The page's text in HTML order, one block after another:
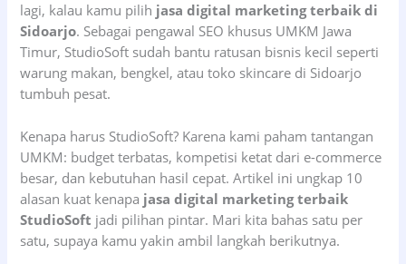
lagi, kalau kamu pilih jasa digital marketing terbaik di
Sidoarjo. Sebagai pengawal SEO khusus UMKM Jawa
Timur, StudioSoft sudah bantu ratusan bisnis kecil seperti
warung makan, bengkel, atau toko skincare di Sidoarjo
tumbuh pesat.
Kenapa harus StudioSoft? Karena kami paham tantangan
UMKM: budget terbatas, kompetisi ketat dari e-commerce
besar, dan kebutuhan hasil cepat. Artikel ini ungkap 10
alasan kuat kenapa jasa digital marketing terbaik
StudioSoft jadi pilihan pintar. Mari kita bahas satu per
satu, supaya kamu yakin ambil langkah berikutnya.